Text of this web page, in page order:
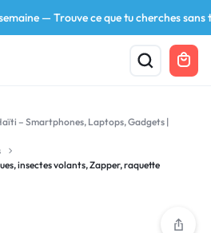
— Trouve ce que tu cherches sans
– Smartphones, Laptops, Gadgets |
insectes volants, Zapper, raquette